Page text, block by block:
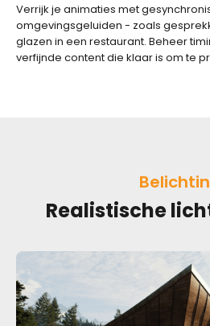
Verrijk je animaties met
omgevingsgeluiden - zoals
glazen in een restaurant. Beheer
verfijnde content die klaar is om te
Realistische